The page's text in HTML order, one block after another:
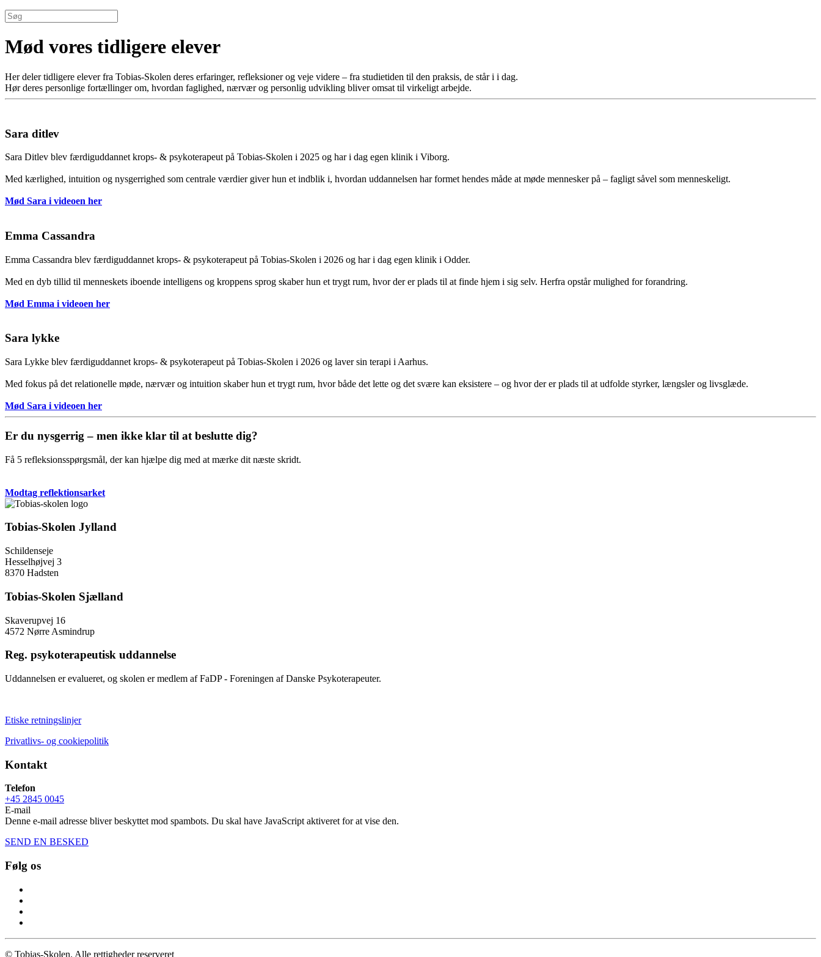
Mød vores tidligere elever
Her deler tidligere elever fra Tobias‑Skolen deres erfaringer, refleksioner og veje videre – fra studietiden til den praksis, de står i i dag.
Hør deres personlige fortællinger om, hvordan faglighed, nærvær og personlig udvikling bliver omsat til virkeligt arbejde.
Sara ditlev
Sara Ditlev blev færdiguddannet krops- & psykoterapeut på Tobias‑Skolen i 2025 og har i dag egen klinik i Viborg.
Med kærlighed, intuition og nysgerrighed som centrale værdier giver hun et indblik i, hvordan uddannelsen har formet hendes måde at møde mennesker på – fagligt såvel som menneskeligt.
Mød Sara i videoen her
Emma Cassandra
Emma Cassandra blev færdiguddannet krops- & psykoterapeut på Tobias‑Skolen i 2026 og har i dag egen klinik i Odder.
Med en dyb tillid til menneskets iboende intelligens og kroppens sprog skaber hun et trygt rum, hvor der er plads til at finde hjem i sig selv. Herfra opstår mulighed for forandring.
Mød Emma i videoen her
Sara lykke
Sara Lykke blev færdiguddannet krops- & psykoterapeut på Tobias‑Skolen i 2026 og laver sin terapi i Aarhus.
Med fokus på det relationelle møde, nærvær og intuition skaber hun et trygt rum, hvor både det lette og det svære kan eksistere – og hvor der er plads til at udfolde styrker, længsler og livsglæde.
Mød Sara i videoen her
Er du nysgerrig – men ikke klar til at beslutte dig?
Få 5 refleksionsspørgsmål, der kan hjælpe dig med at mærke dit næste skridt.
Modtag reflektionsarket
Tobias-Skolen Jylland
Schildenseje
Hesselhøjvej 3
8370 Hadsten
Tobias-Skolen Sjælland
Skaverupvej 16
4572 Nørre Asmindrup
Reg. psykoterapeutisk uddannelse
Uddannelsen er evalueret, og skolen er medlem af FaDP - Foreningen af Danske Psykoterapeuter.
Etiske retningslinjer
Privatlivs- og cookiepolitik
Kontakt
Telefon
+45 2845 0045
E-mail
Denne e-mail adresse bliver beskyttet mod spambots. Du skal have JavaScript aktiveret for at vise den.
SEND EN BESKED
Følg os
© Tobias-Skolen. Alle rettigheder reserveret